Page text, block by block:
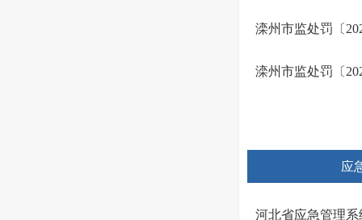
滦州市监处罚〔
滦州市监处罚〔
应
河北省应急管理